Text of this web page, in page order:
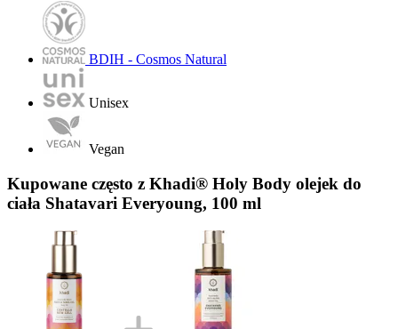
BDIH - Cosmos Natural
Unisex
Vegan
Kupowane często z Khadi® Holy Body olejek do
ciała Shatavari Everyoung, 100 ml